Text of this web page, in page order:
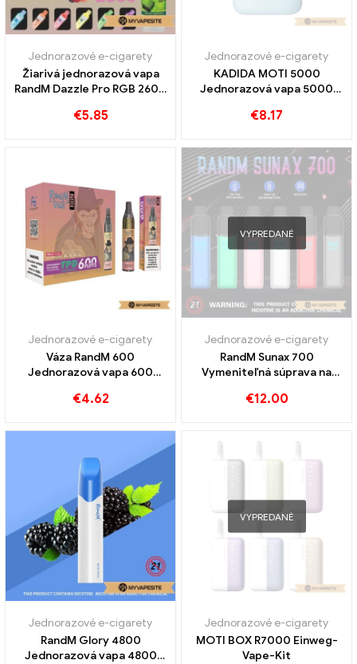
Jednorazové e-cigarety
Žiarivá jednorazová vapa
RandM Dazzle Pro RGB 2600
€5.85
Jednorazové e-cigarety
KADIDA MOTI 5000
Jednorazová vapa 5000
€8.17
Jednorazové e-cigarety
Váza RandM 600
Jednorazová vapa 600
€4.62
VYPREDANÉ
Jednorazové e-cigarety
RandM Sunax 700
Vymeniteľná súprava na
€12.00
Jednorazové e-cigarety
RandM Glory 4800
Jednorazová vapa 4800
VYPREDANÉ
Jednorazové e-cigarety
MOTI BOX R7000 Einweg-
Vape-Kit